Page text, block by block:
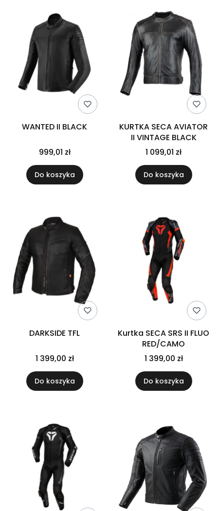
WANTED II BLACK
999,01 zł
Do koszyka
KURTKA SECA AVIATOR
II VINTAGE BLACK
1 099,01 zł
Do koszyka
DARKSIDE TFL
1 399,00 zł
Do koszyka
Kurtka SECA SRS II FLUO
RED/CAMO
1 399,00 zł
Do koszyka